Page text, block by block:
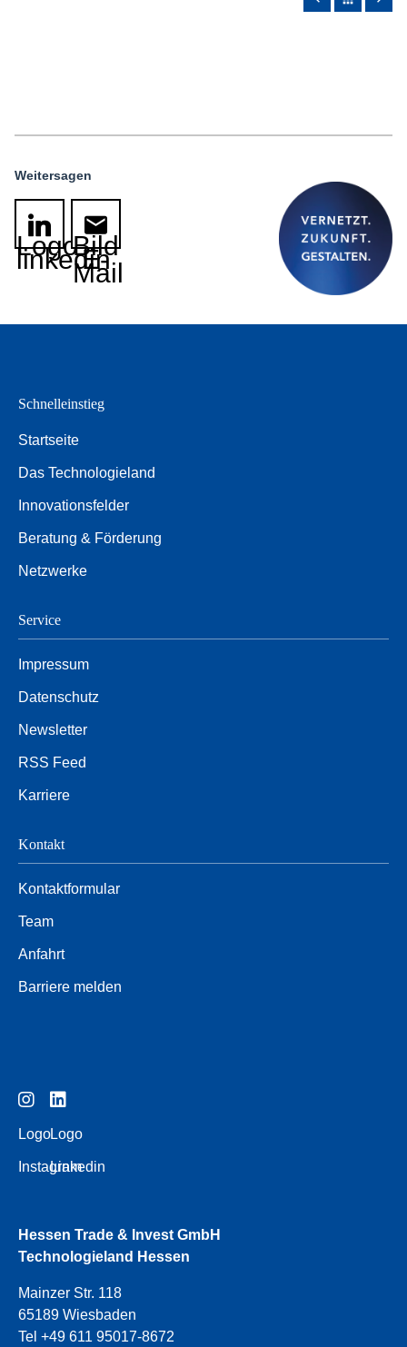
Weitersagen
Logo
linkedin
Bild
E-
Mail
Schnelleinstieg
Startseite
Das Technologieland
Innovationsfelder
Beratung & Förderung
Netzwerke
Service
Impressum
Datenschutz
Newsletter
RSS Feed
Karriere
Kontakt
Kontaktformular
Team
Anfahrt
Barriere melden
Logo
Instagram
Logo
Linkedin
Hessen Trade & Invest GmbH
Technologieland Hessen
Mainzer Str. 118
65189 Wiesbaden
Tel +49 611 95017-8672